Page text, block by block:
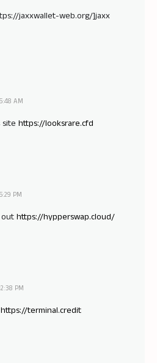
jaxxwallet-web.org/]jaxx
AM
https://looksrare.cfd
PM
https://hypperswap.cloud/
PM
https://terminal.credit